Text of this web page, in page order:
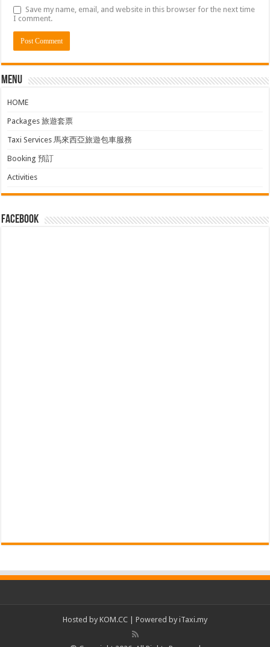
Save my name, email, and website in this browser for the next time
I comment.
Menu
HOME
Packages 旅遊套票
Taxi Services 馬來西亞旅遊包車服務
Booking 預訂
Activities
facebook
Hosted by KOM.CC | Powered by iTaxi.my